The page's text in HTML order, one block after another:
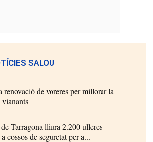
SALOU
renovació de voreres per millorar la
vianants
Tarragona lliura 2.200 ulleres
cossos de seguretat per a...